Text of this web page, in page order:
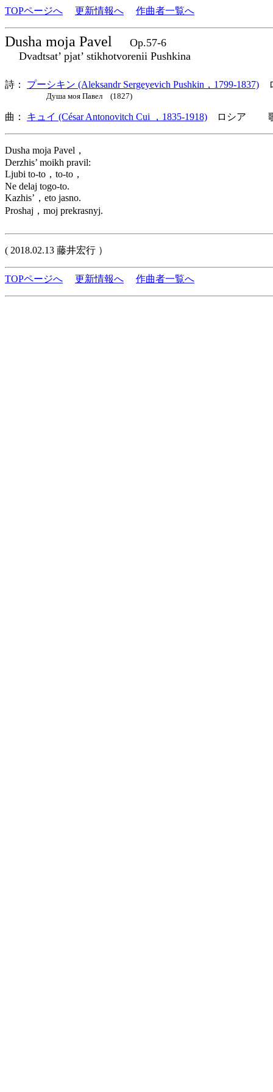
TOPページへ 更新情報へ 作曲者一覧へ
Dusha moja Pavel
Op.57-6
Dvadtsat’ pjat’ stikhotvorenii Pushkina
詩： プーシキン (Aleksandr Sergeyevich Pushkin，1799-1837)
Душа моя Павел (1827)
曲： キュイ (César Antonovitch Cui ，1835-1918) ロシア 歌
Dusha moja Pavel，
Derzhis’ moikh pravil:
Ljubi to-to，to-to，
Ne delaj togo-to.
Kazhis’，eto jasno.
Proshaj，moj prekrasnyj.
( 2018.02.13 藤井宏行 ）
TOPページへ 更新情報へ 作曲者一覧へ